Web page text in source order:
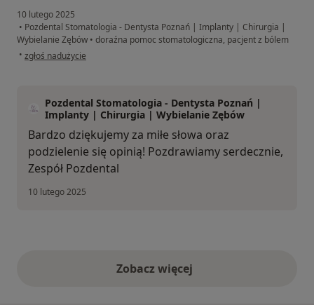
10 lutego 2025
• Pozdental Stomatologia - Dentysta Poznań | Implanty | Chirurgia |
Wybielanie Zębów • doraźna pomoc stomatologiczna, pacjent z bólem
• w opinii użytkownika Michał
zgłoś nadużycie
Pozdental Stomatologia - Dentysta Poznań |
Implanty | Chirurgia | Wybielanie Zębów
Bardzo dziękujemy za miłe słowa oraz
podzielenie się opinią! Pozdrawiamy serdecznie,
Zespół Pozdental
10 lutego 2025
Zobacz więcejopinie powyżej